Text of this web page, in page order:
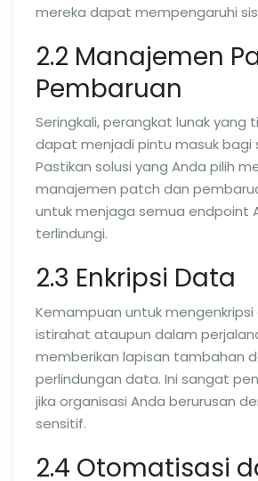
mereka dapat mempengaruhi
2.2 Manajemen
Pembaruan
Seringkali, perangkat lunak yang
dapat menjadi pintu masuk bagi
Pastikan solusi yang Anda pilih
manajemen patch dan
untuk menjaga semua endpoint
terlindungi.
2.3 Enkripsi Data
Kemampuan untuk
istirahat ataupun dalam
memberikan lapisan tambahan
perlindungan data. Ini sangat
jika organisasi Anda berurusan
sensitif.
2.4 Otomatisasi